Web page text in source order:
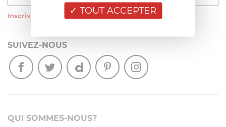
Inscrivez-vous à notre newsletter
SUIVEZ-NOUS
QUI SOMMES-NOUS?
TOUT ACCEPTER